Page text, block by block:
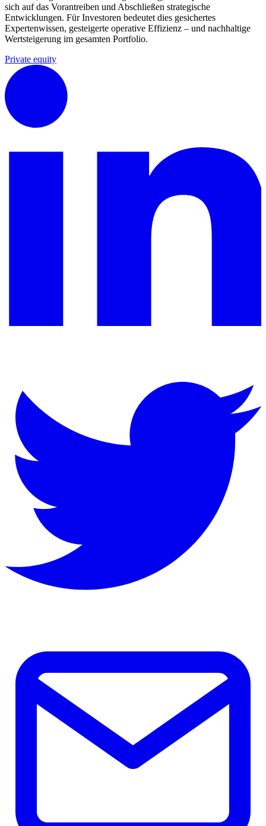
sich auf das Vorantreiben und Abschließen strategische
Entwicklungen. Für Investoren bedeutet dies gesichertes
Expertenwissen, gesteigerte operative Effizienz – und nachhaltige
Wertsteigerung im gesamten Portfolio.
Private equity